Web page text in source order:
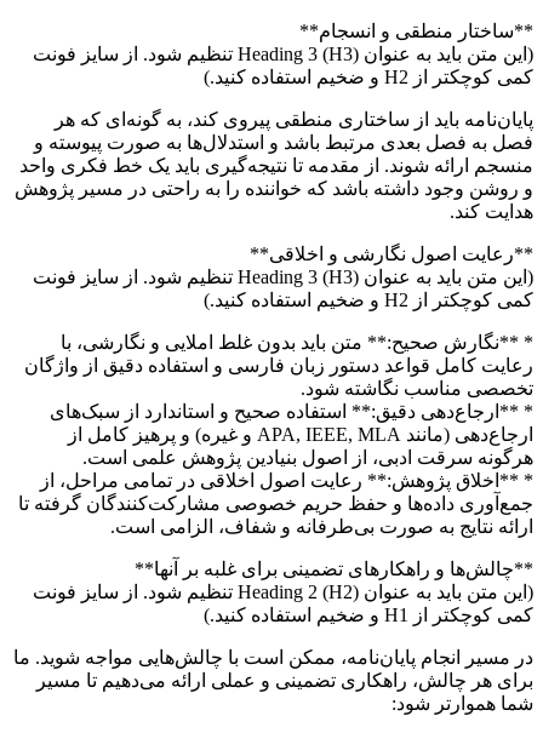
**ساختار منطقی و انسجام**
(این متن باید به عنوان Heading 3 (H3) تنظیم شود. از سایز فونت
کمی کوچکتر از H2 و ضخیم استفاده کنید.)
پایان‌نامه باید از ساختاری منطقی پیروی کند، به گونه‌ای که هر
فصل به فصل بعدی مرتبط باشد و استدلال‌ها به صورت پیوسته و
منسجم ارائه شوند. از مقدمه تا نتیجه‌گیری باید یک خط فکری واحد
و روشن وجود داشته باشد که خواننده را به راحتی در مسیر پژوهش
هدایت کند.
**رعایت اصول نگارشی و اخلاقی**
(این متن باید به عنوان Heading 3 (H3) تنظیم شود. از سایز فونت
کمی کوچکتر از H2 و ضخیم استفاده کنید.)
* **نگارش صحیح:** متن باید بدون غلط املایی و نگارشی، با
رعایت کامل قواعد دستور زبان فارسی و استفاده دقیق از واژگان
تخصصی مناسب نگاشته شود.
* **ارجاع‌دهی دقیق:** استفاده صحیح و استاندارد از سبک‌های
ارجاع‌دهی (مانند APA, IEEE, MLA و غیره) و پرهیز کامل از
هرگونه سرقت ادبی، از اصول بنیادین پژوهش علمی است.
* **اخلاق پژوهش:** رعایت اصول اخلاقی در تمامی مراحل، از
جمع‌آوری داده‌ها و حفظ حریم خصوصی مشارکت‌کنندگان گرفته تا
ارائه نتایج به صورت بی‌طرفانه و شفاف، الزامی است.
**چالش‌ها و راهکارهای تضمینی برای غلبه بر آنها**
(این متن باید به عنوان Heading 2 (H2) تنظیم شود. از سایز فونت
کمی کوچکتر از H1 و ضخیم استفاده کنید.)
در مسیر انجام پایان‌نامه، ممکن است با چالش‌هایی مواجه شوید. ما
برای هر چالش، راهکاری تضمینی و عملی ارائه می‌دهیم تا مسیر
شما هموارتر شود: